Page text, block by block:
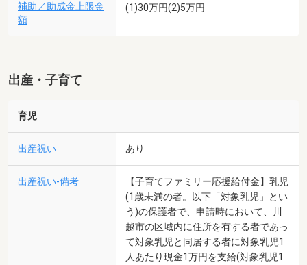
補助／助成金上限金
額
(1)30万円(2)5万円
出産・子育て
育児
出産祝い あり
出産祝い-備考
【子育てファミリー応援給付金】乳児
(1歳未満の者。以下「対象乳児」とい
う)の保護者で、申請時において、川
越市の区域内に住所を有する者であっ
て対象乳児と同居する者に対象乳児1
人あたり現金1万円を支給(対象乳児1